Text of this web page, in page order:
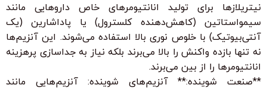
نیتریلازها برای تولید انانتیومرهای خاص داروهایی مانند
سیمواستاتین (کاهش‌دهنده کلسترول) یا پاداشارین (یک
آنتی‌بیوتیک) با خلوص نوری بالا استفاده می‌شوند. این آنزیم‌ها
نه تنها بازده واکنش را بالا می‌برند بلکه نیاز به جداسازی پرهزینه
انانتیومرها را از بین می‌برند.
**صنعت شوینده:** آنزیم‌های شوینده: آنزیم‌هایی مانند